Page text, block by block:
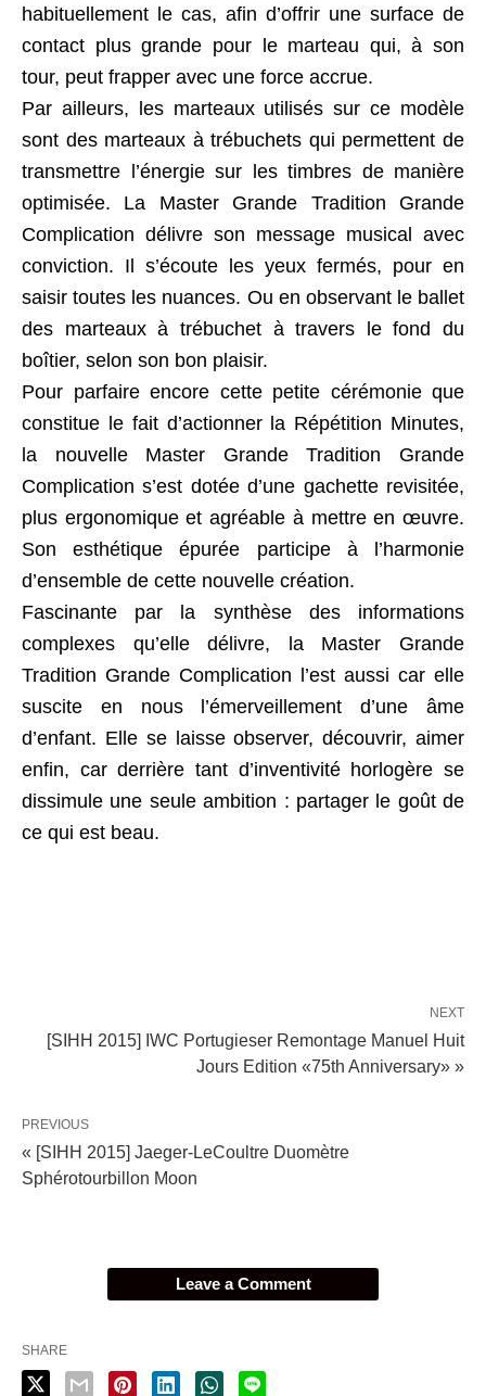
habituellement le cas, afin d’offrir une surface de
contact plus grande pour le marteau qui, à son
tour, peut frapper avec une force accrue.
Par ailleurs, les marteaux utilisés sur ce modèle
sont des marteaux à trébuchets qui permettent de
transmettre l’énergie sur les timbres de manière
optimisée. La Master Grande Tradition Grande
Complication délivre son message musical avec
conviction. Il s’écoute les yeux fermés, pour en
saisir toutes les nuances. Ou en observant le ballet
des marteaux à trébuchet à travers le fond du
boîtier, selon son bon plaisir.
Pour parfaire encore cette petite cérémonie que
constitue le fait d’actionner la Répétition Minutes,
la nouvelle Master Grande Tradition Grande
Complication s’est dotée d’une gachette revisitée,
plus ergonomique et agréable à mettre en œuvre.
Son esthétique épurée participe à l’harmonie
d’ensemble de cette nouvelle création.
Fascinante par la synthèse des informations
complexes qu’elle délivre, la Master Grande
Tradition Grande Complication l’est aussi car elle
suscite en nous l’émerveillement d’une âme
d’enfant. Elle se laisse observer, découvrir, aimer
enfin, car derrière tant d’inventivité horlogère se
dissimule une seule ambition : partager le goût de
ce qui est beau.
NEXT
[SIHH 2015] IWC Portugieser Remontage Manuel Huit
Jours Edition «75th Anniversary» »
PREVIOUS
« [SIHH 2015] Jaeger-LeCoultre Duomètre
Sphérotourbillon Moon
Leave a Comment
SHARE